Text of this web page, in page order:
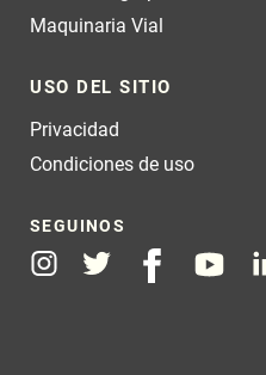
Maquinaria Vial
USO DEL SITIO
Privacidad
Condiciones de uso
SEGUINOS
InstagramTwitter FacebookYoutube